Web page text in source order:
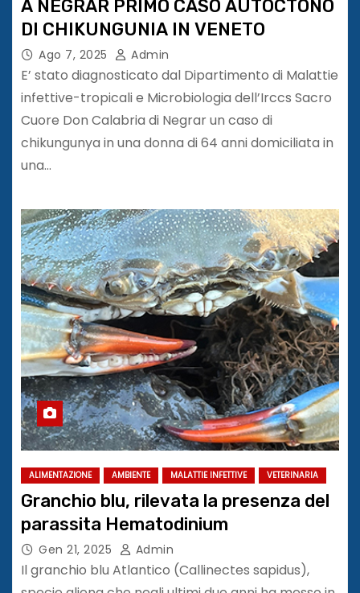
A NEGRAR PRIMO CASO AUTOCTONO
DI CHIKUNGUNIA IN VENETO
Ago 7, 2025 Admin
E’ stato diagnosticato dal Dipartimento di Malattie
infettive-tropicali e Microbiologia dell’Irccs Sacro
Cuore Don Calabria di Negrar un caso di
chikungunya in una donna di 64 anni domiciliata in
una…
ALIMENTAZIONE AMBIENTE MALATTIE INFETTIVE VETERINARIA
Granchio blu, rilevata la presenza del
parassita Hematodinium
Gen 21, 2025 Admin
Il granchio blu Atlantico (Callinectes sapidus),